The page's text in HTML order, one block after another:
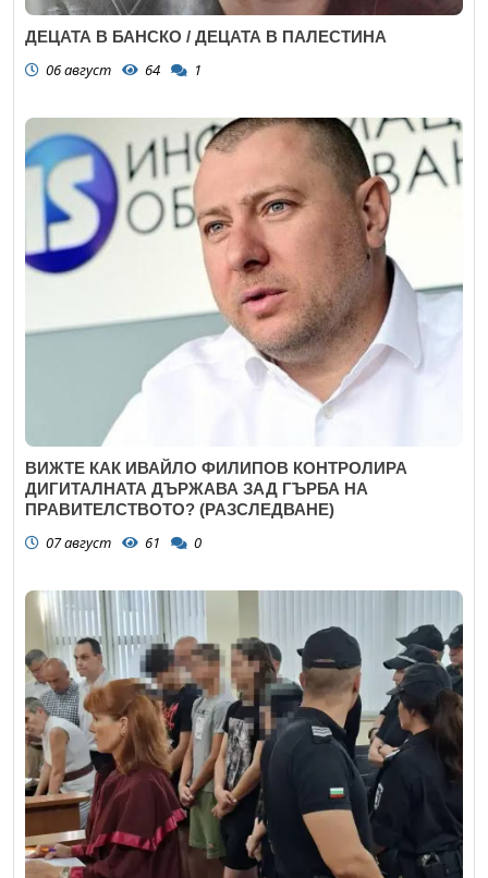
ДЕЦАТА В БАНСКО / ДЕЦАТА В ПАЛЕСТИНА
06 август 64 1
ВИЖТЕ КАК ИВАЙЛО ФИЛИПОВ КОНТРОЛИРА
ДИГИТАЛНАТА ДЪРЖАВА ЗАД ГЪРБА НА
ПРАВИТЕЛСТВОТО? (РАЗСЛЕДВАНЕ)
07 август 61 0